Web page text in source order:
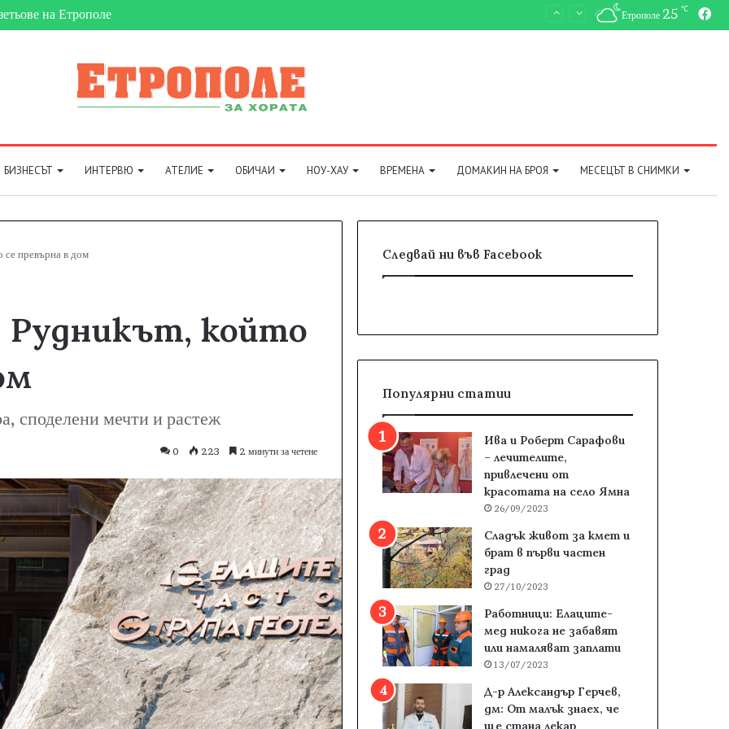
на Етрополе Етрополе 25 ℃
БИЗНЕСЪТ ИНТЕРВЮ АТЕЛИЕ ОБИЧАИ НОУ-ХАУ ВРЕМЕНА ДОМАКИН НА БРОЯ МЕСЕЦЪТ В СНИМКИ
се превърна в дом
Рудникът, който
споделени мечти и растеж
0 223 2 минути за четене
Следвай ни във Facebook
Популярни статии
Ива и Роберт Сарафови
– лечителите,
привлечени от
красотата на село Ямна
26/09/2023
Сладък живот за кмет и
брат в първи частен
град
27/10/2023
Работници: Елаците-
мед никога не забавят
или намаляват заплати
13/07/2023
Д-р Александър Герчев,
дм: От малък знаех, че
ще стана лекар